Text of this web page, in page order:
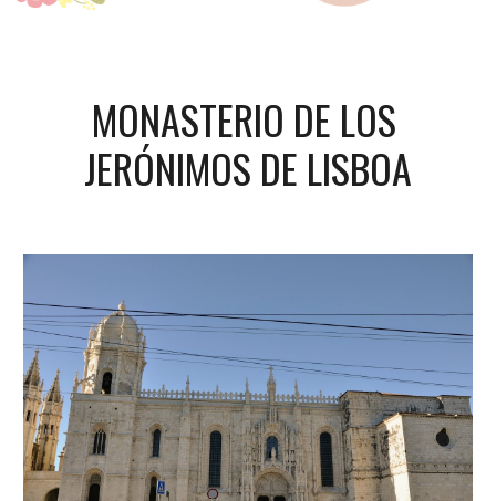
MONASTERIO DE LOS
JERÓNIMOS DE LISBOA